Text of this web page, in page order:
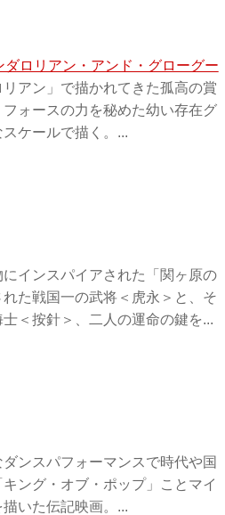
ダロリアン・アンド・グローグー
アン」で描かれてきた孤高の賞
ォースの力を秘めた幼い存在グ
ケールで描く。...
インスパイアされた「関ヶ原の
た戦国一の武将＜虎永＞と、そ
＜按針＞、二人の運命の鍵を...
ンスパフォーマンスで時代や国
ング・オブ・ポップ」ことマイ
いた伝記映画。...